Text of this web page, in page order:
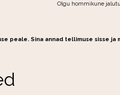
Olgu hommikune
peale. Sina annad tellimuse sisse